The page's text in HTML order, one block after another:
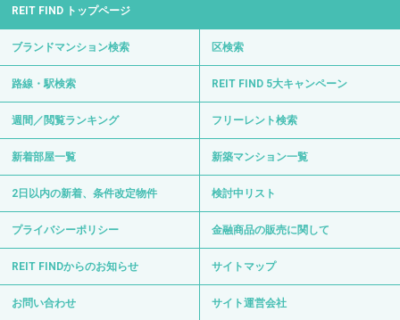
REIT FIND トップページ
ブランドマンション検索 区検索
路線・駅検索 REIT FIND 5大キャンペーン
週間／閲覧ランキング フリーレント検索
新着部屋一覧 新築マンション一覧
2日以内の新着、条件改定物件 検討中リスト
プライバシーポリシー 金融商品の販売に関して
REIT FINDからのお知らせ サイトマップ
お問い合わせ サイト運営会社